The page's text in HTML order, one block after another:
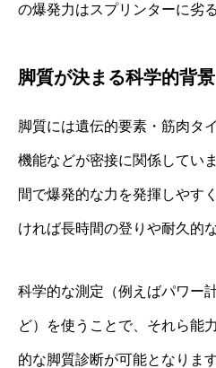
の爆発力はスプリンターに劣
脚質が決まる科学的背景
脚質には遺伝的要素・筋肉タ
機能などが密接に関係してい
間で爆発的な力を発揮しやす
ければ長時間の登りや耐久的
科学的な測定（例えばパワー
ど）を使うことで、それら能
的な脚質診断が可能となりま